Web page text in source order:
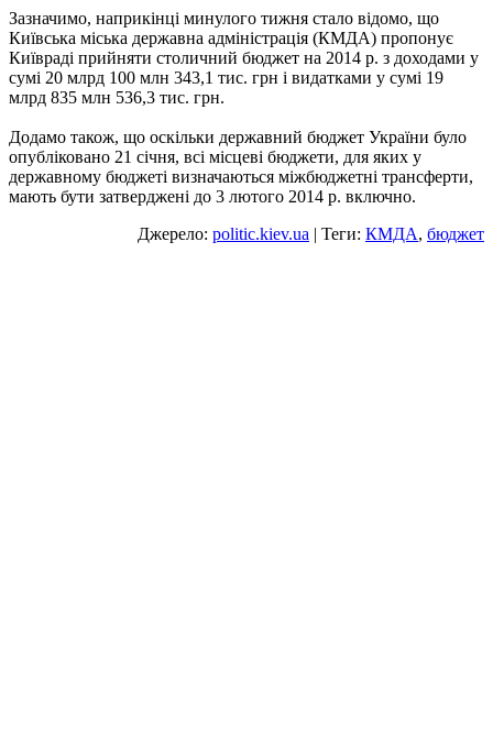
Зазначимо, наприкінці минулого тижня стало відомо, що
Київська міська державна адміністрація (КМДА) пропонує
Київраді прийняти столичний бюджет на 2014 р. з доходами у
сумі 20 млрд 100 млн 343,1 тис. грн і видатками у сумі 19
млрд 835 млн 536,3 тис. грн.
Додамо також, що оскільки державний бюджет України було
опубліковано 21 січня, всі місцеві бюджети, для яких у
державному бюджеті визначаються міжбюджетні трансферти,
мають бути затверджені до 3 лютого 2014 р. включно.
Джерело: politic.kiev.ua | Теги: КМДА, бюджет